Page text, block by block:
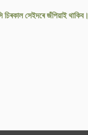
চিৰকাল সেইদৰে জঁপিয়াই থাকিব।